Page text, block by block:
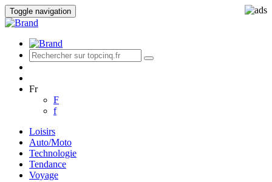
Toggle navigation
Fr
F
f
Loisirs
Auto/Moto
Technologie
Tendance
Voyage